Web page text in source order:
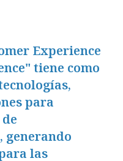
Experience
tiene como
para
las